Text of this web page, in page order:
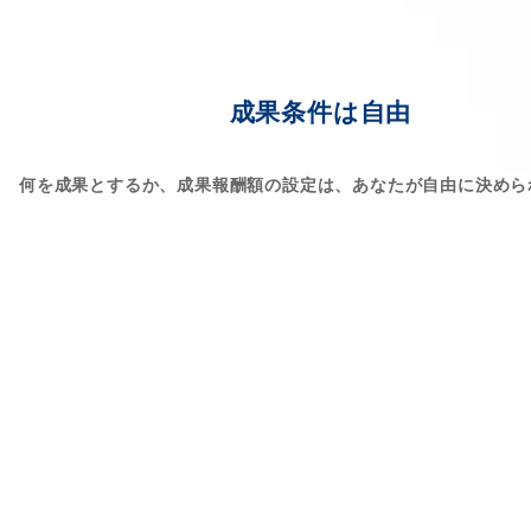
成果条件は自由
何を成果とするか、成果報酬額の設定は、あなたが自由に決め